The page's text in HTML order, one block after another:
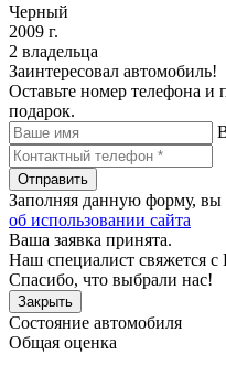
Черный
2009 г.
2 владельца
Заинтересовал автомобиль!
Оставьте номер телефона
подарок.
Отправить
Заполняя данную форму, вы
об использовании сайта
Ваша заявка принята.
Наш специалист свяжется
Спасибо, что выбрали нас!
Закрыть
Состояние автомобиля
Общая оценка